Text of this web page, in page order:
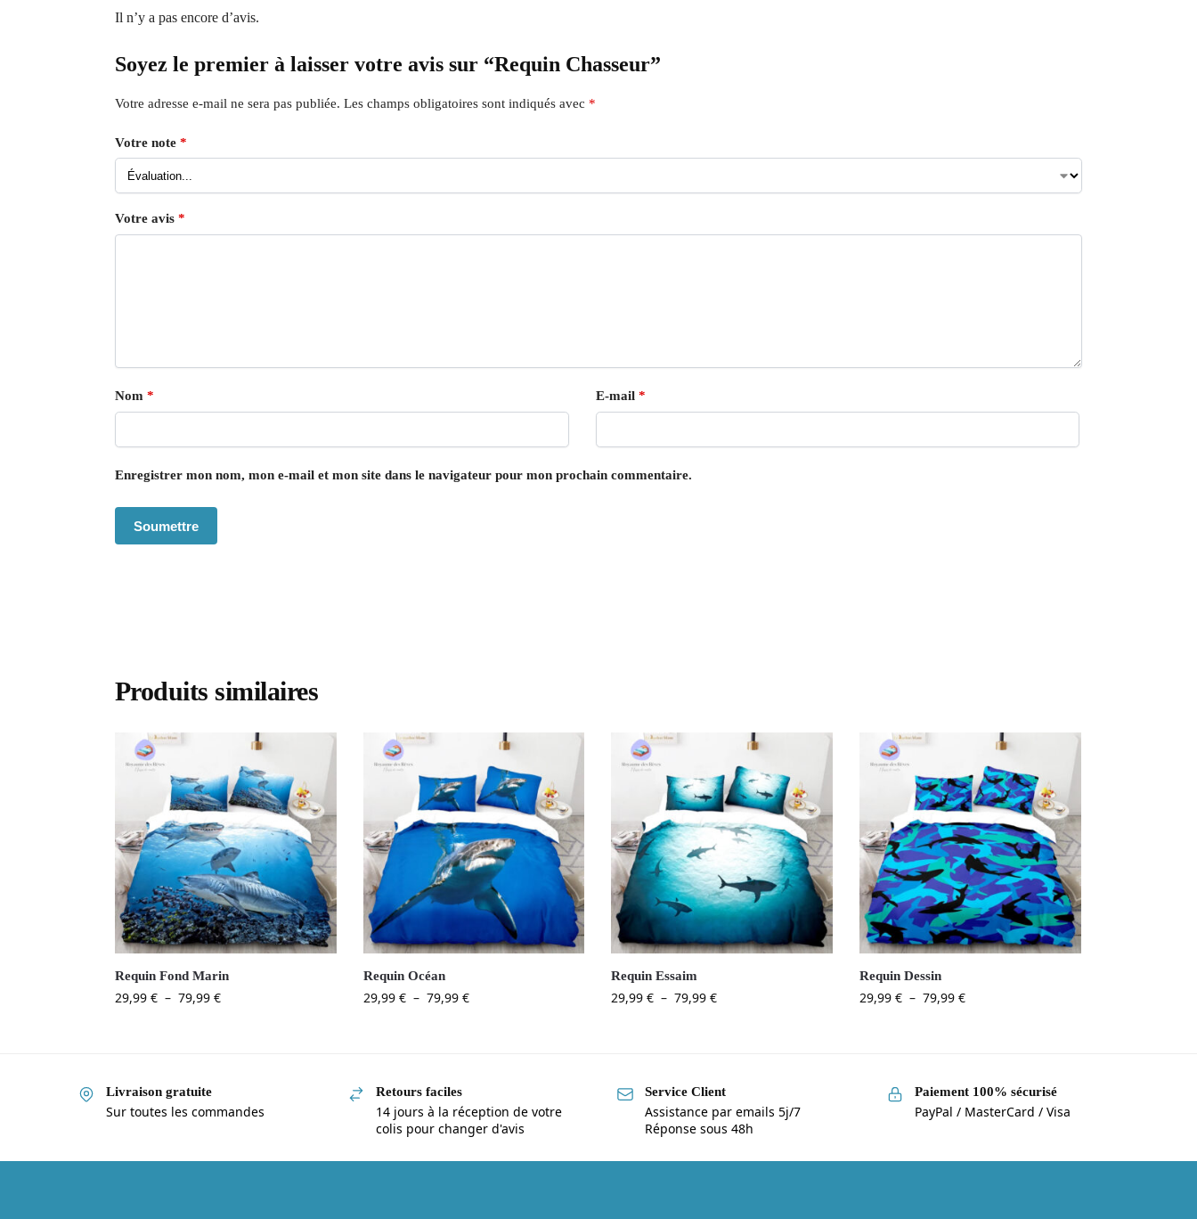
Il n’y a pas encore d’avis.
Soyez le premier à laisser votre avis sur “Requin Chasseur”
Votre adresse e-mail ne sera pas publiée. Les champs obligatoires sont indiqués avec *
Votre note *
Votre avis *
Nom * E-mail *
Enregistrer mon nom, mon e-mail et mon site dans le navigateur pour mon prochain commentaire.
Produits similaires
Requin Fond Marin
29,99 € – 79,99 €
Requin Océan
29,99 € – 79,99 €
Requin Essaim
29,99€ – 79,99€
Requin Dessin
29,99€ – 79,99€
Livraison gratuite
Sur toutes les commandes
Retours faciles
14 jours à la réception de votre
colis pour changer d'avis
Service Client
Assistance par emails 5j/7
Réponse sous 48h
Paiement 100% sécurisé
PayPal / MasterCard / Visa